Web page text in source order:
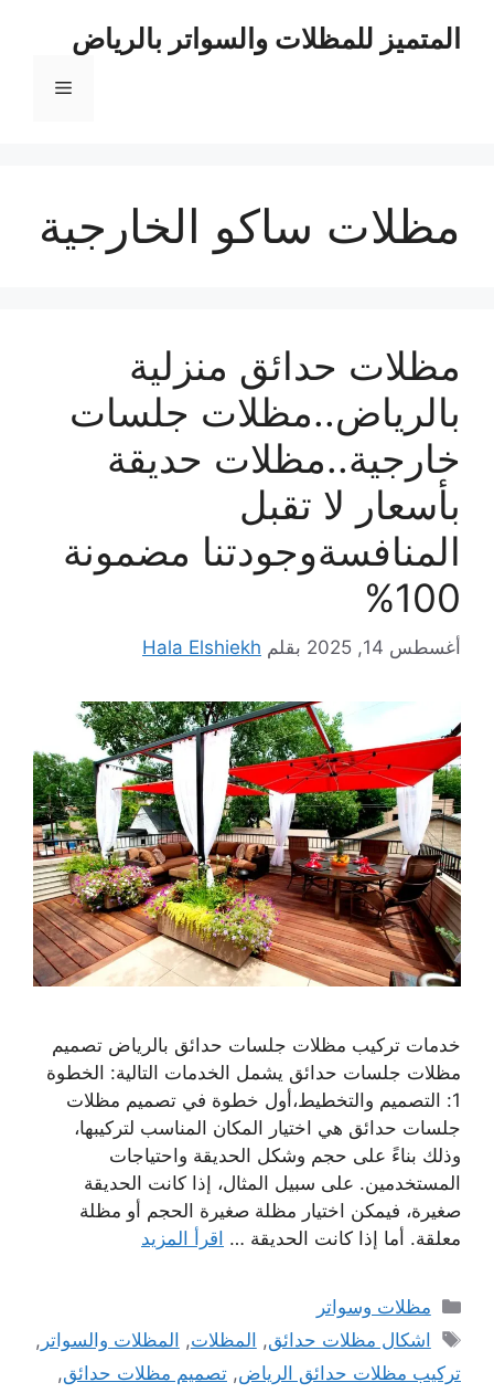
المتميز للمظلات والسواتر بالرياض
القائمة
مظلات ساكو الخارجية
مظلات حدائق منزلية
بالرياض..مظلات جلسات
خارجية..مظلات حديقة
بأسعار لا تقبل
المنافسةوجودتنا مضمونة
100%
أغسطس 14, 2025 بقلم Hala Elshiekh
خدمات تركيب مظلات جلسات حدائق بالرياض تصميم
مظلات جلسات حدائق يشمل الخدمات التالية: الخطوة
1: التصميم والتخطيط،أول خطوة في تصميم مظلات
جلسات حدائق هي اختيار المكان المناسب لتركيبها،
وذلك بناءً على حجم وشكل الحديقة واحتياجات
المستخدمين. على سبيل المثال، إذا كانت الحديقة
صغيرة، فيمكن اختيار مظلة صغيرة الحجم أو مظلة
معلقة. أما إذا كانت الحديقة … اقرأ المزيد
التصنيفات
مظلات وسواتر
الوسوم
اشكال مظلات حدائق, المظلات, المظلات والسواتر ,
تركيب مظلات حدائق الرياض, تصميم مظلات حدائق,